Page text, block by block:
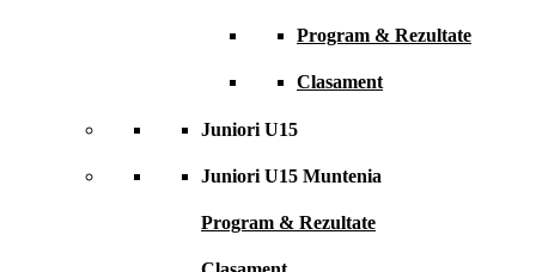
Program & Rezultate
Clasament
Juniori U15
Juniori U15 Muntenia
Program & Rezultate